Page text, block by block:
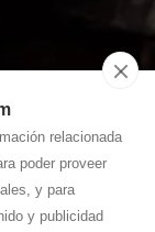
relacionada
poder proveer
y para
y publicidad
nuestros